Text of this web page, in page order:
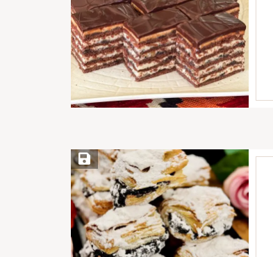
Save Recipe